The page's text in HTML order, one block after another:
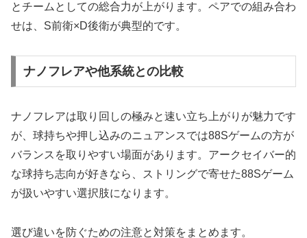
とチームとしての総合力が上がります。ペアでの組み合わ
せは、S前衛×D後衛が典型的です。
ナノフレアや他系統との比較
ナノフレアは取り回しの極みと速い立ち上がりが魅力です
が、球持ちや押し込みのニュアンスでは88Sゲームの方が
バランスを取りやすい場面があります。アークセイバー的
な球持ち志向が好きなら、ストリングで寄せた88Sゲーム
が扱いやすい選択肢になります。
選び違いを防ぐための注意と対策をまとめます。